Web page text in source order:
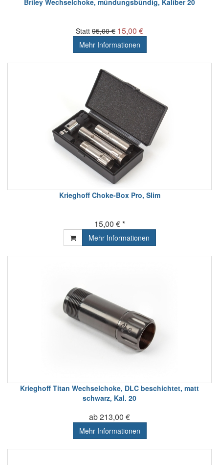
Briley Wechselchoke, mündungsbündig, Kaliber 20
Statt 95,00 € 15,00 €
Mehr Informationen
Krieghoff Choke-Box Pro, Slim
15,00 € *
Mehr Informationen
Krieghoff Titan Wechselchoke, DLC beschichtet, matt
schwarz, Kal. 20
ab 213,00 €
Mehr Informationen